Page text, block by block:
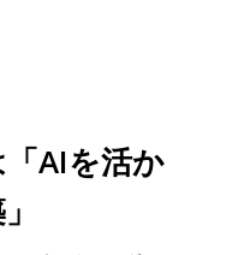
AIを活か